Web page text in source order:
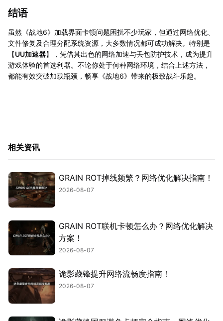
结语
虽然《战地6》加载界面卡顿问题困扰不少玩家，但通过网络优化、
文件修复及合理分配系统资源，大多数情况都可成功解决。特别是
【UU加速器】，凭借其出色的网络加速与丢包防护技术，成为提升
游戏体验的首选利器。不论你处于何种网络环境，结合上述方法，
都能有效突破加载瓶颈，畅享《战地6》带来的极致战斗乐趣。
相关资讯
GRAIN ROT掉线频繁？网络优化解决指南！
2026-08-07
GRAIN ROT联机卡顿怎么办？网络优化解决
方案！
2026-08-07
诡影藏锋提升网络流畅度指南！
2026-08-07